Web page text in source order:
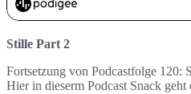
Stille Part 2
Fortsetzung von Podcastfolge 120:
Hier in dieserm Podcast Snack geht